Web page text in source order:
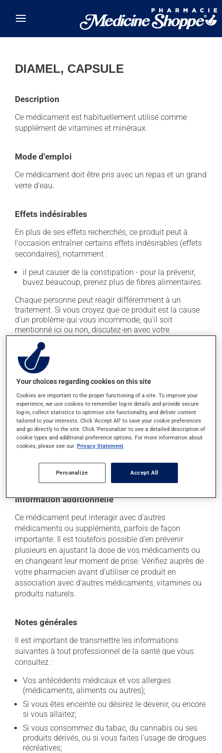
DIAMEL, CAPSULE
Description
Ce médicament est habituellement utilisé comme
supplément de vitamines et minéraux.
Mode d'emploi
Ce médicament doit être pris avec un repas et un grand
verre d'eau.
Effets indésirables
En plus de ses effets recherchés, ce produit peut à
l'occasion entraîner certains effets indésirables (effets
secondaires), notamment :
il peut causer de la constipation - pour la prévenir,
buvez beaucoup, prenez plus de fibres alimentaires.
Chaque personne peut réagir différemment à un
traitement. Si vous croyez que ce produit est la cause
d'un problème qui vous incommode, qu'il soit
mentionné ici ou non, discutez-en avec votre
professionnel(le) de la santé. Il ou elle peut vous aider
à déterminer si votre traitement en est effectivement la
cause et, au besoin, vous aider à bien gérer la situation.
Conservation
Comme la plupart des médicaments, vous devriez
garder ce produit à la température ambiante.
Conservez-le dans un endroit sécuritaire où il ne sera
pas exposé à la chaleur, à l'humidité ou à la lumière du
soleil. Faites détruire de façon sécuritaire toute
péremption.
Information additionnelle
Ce médicament peut interagir avec d'autres
médicaments ou suppléments, parfois de façon
importante. Il est toutefois possible d'en prévenir
plusieurs en ajustant la dose de vos médicaments ou
en changeant leur moment de prise. Vérifiez auprès de
votre pharmacien avant d'utiliser ce produit en
association avec d'autres médicaments, vitamines ou
produits naturels.
Notes générales
Il est important de transmettre les informations
suivantes à tout professionnel de la santé que vous
consultez :
Vos antécédents médicaux et vos allergies
(médicaments, aliments ou autres);
Si vous êtes enceinte ou désirez le devenir, ou encore
si vous allaitez;
Si vous consommez du tabac, du cannabis ou ses
produits dérivés, ou si vous faites l'usage de drogues
récréatives;
Your choices regarding cookies on this site
Cookies are important to the proper functioning of a site. To improve your
experience, we use cookies to remember log-in details and provide secure
log-in, collect statistics to optimise site functionality, and deliver content
tailored to your interests. Click 'Accept All' to save your cookie preferences
and go directly to the site. Click 'Personalize' to see a detailed description of
cookie types and additional preference options. For more information about
cookies, please see our Privacy Statement
Personalize Accept All